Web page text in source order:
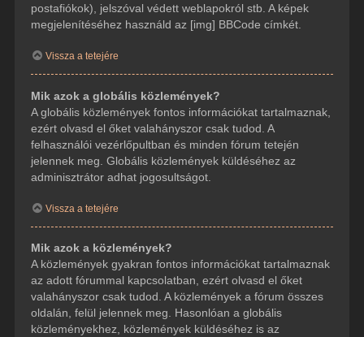
postafiókok), jelszóval védett weblapokról stb. A képek
megjelenítéséhez használd az [img] BBCode címkét.
Vissza a tetejére
Mik azok a globális közlemények?
A globális közlemények fontos információkat tartalmaznak,
ezért olvasd el őket valahányszor csak tudod. A
felhasználói vezérlőpultban és minden fórum tetején
jelennek meg. Globális közlemények küldéséhez az
adminisztrátor adhat jogosultságot.
Vissza a tetejére
Mik azok a közlemények?
A közlemények gyakran fontos információkat tartalmaznak
az adott fórummal kapcsolatban, ezért olvasd el őket
valahányszor csak tudod. A közlemények a fórum összes
oldalán, felül jelennek meg. Hasonlóan a globális
közleményekhez, közlemények küldéséhez is az